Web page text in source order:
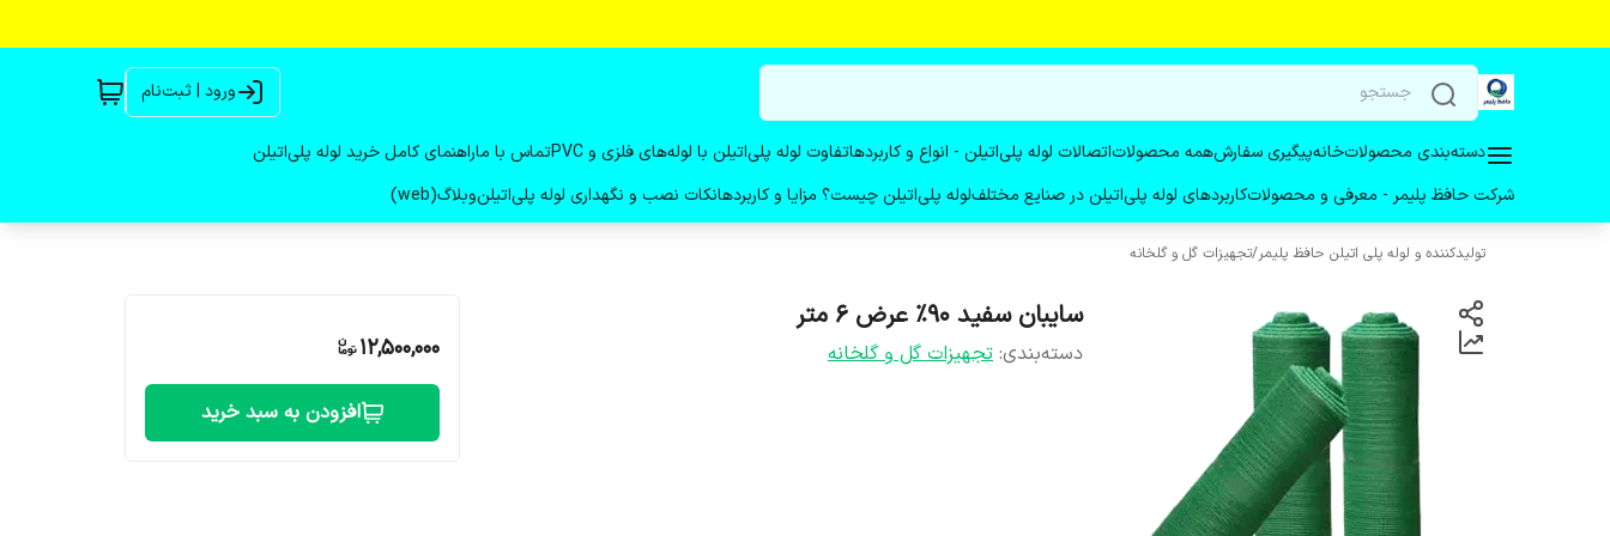
ورود | ثبت‌نام
دسته‌بندی محصولاتخانهپیگیری سفارشهمه محصولاتاتصالات لوله پلی‌اتیلن - انواع و کاربردهاتفاوت لوله پلی‌اتیلن با لوله‌های فلزی و PVC تماس با ماراهنمای کامل خرید لوله پلی‌اتیلن
شرکت حافظ پلیمر - معرفی و محصولاتکاربردهای لوله پلی‌اتیلن در صنایع مختلفلوله پلی‌اتیلن چیست؟ مزایا و کاربردهانکات نصب و نگهداری لوله پلی‌اتیلنوبلاگ(web)
تولیدکننده و لوله پلی اتیلن حافظ پلیمر/تجهیزات گل و گلخانه‌
سایبان سفید 90% عرض 6 متر
دسته‌بندی: تجهیزات گل و گلخانه‌ 12,500,000
افزودن به سبد خرید